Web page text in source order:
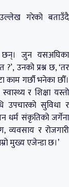
गरेको बताउँदै
छन्। जुन यसअघिका
उनको प्रश्न छ, ‘तर
काम गर्छौ भनेका छौँ।
र शिक्षा यस्तो
उपचारको सुविधा र
धर्म संकृतिको जर्गेना
व्यवसाय र रोजगारी
मुख्य एजेन्डा छ।’